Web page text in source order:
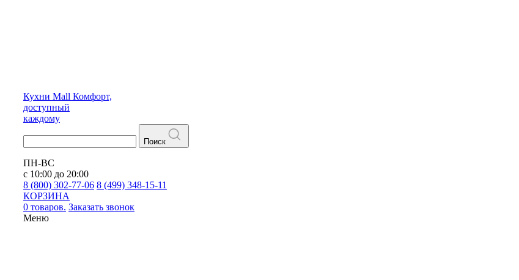
Кухни Mall Комфорт,
доступный
каждому
Поиск
ПН-ВС
с 10:00 до 20:00
8 (800) 302-77-06 8 (499) 348-15-11
КОРЗИНА
0 товаров. Заказать звонок
Меню